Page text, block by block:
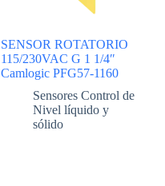
SENSOR ROTATORIO
115/230VAC G 1 1/4″
Camlogic PFG57-1160
Sensores Control de
Nivel líquido y
sólido